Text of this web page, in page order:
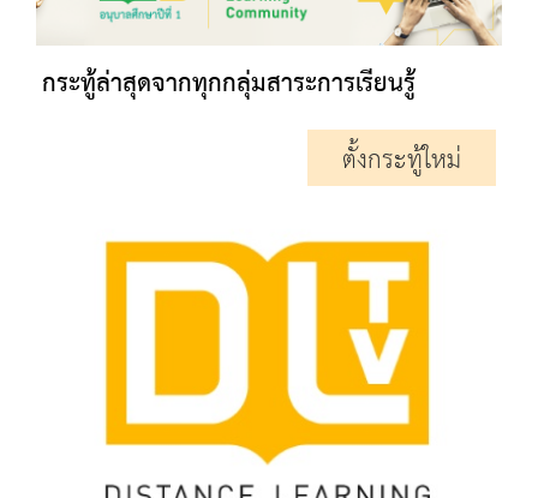
กระทู้ล่าสุดจากทุกกลุ่มสาระการเรียนรู้
ตั้งกระทู้ใหม่